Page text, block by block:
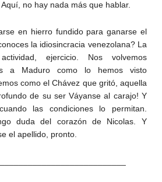
no hay nada más que hablar.
en hierro fundido para ganarse el
la idiosincracia venezolana? La
ejercicio. Nos volvemos
a Maduro como lo hemos visto
como el Chávez que gritó, aquella
de su ser Váyanse al carajo! Y
las condiciones lo permitan.
duda del corazón de Nicolas. Y
el apellido, pronto.